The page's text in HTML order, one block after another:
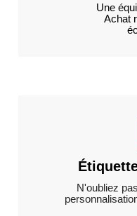
Une
Achat
N'oubliez